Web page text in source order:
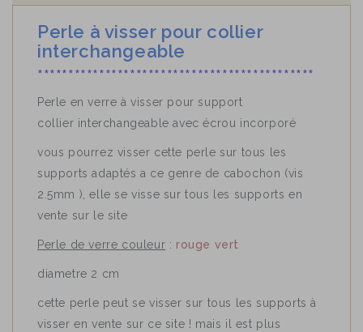
Perle à visser pour collier
interchangeable
*********************************************
Perle en verre à visser pour support
collier interchangeable avec écrou incorporé
vous pourrez visser cette perle sur tous les
supports adaptés a ce genre de cabochon (vis
2.5mm ), elle se visse sur tous les supports en
vente sur le site
Perle de verre couleur : rouge vert
diametre 2 cm
cette perle peut se visser sur tous les supports à
visser en vente sur ce site ! mais il est plus